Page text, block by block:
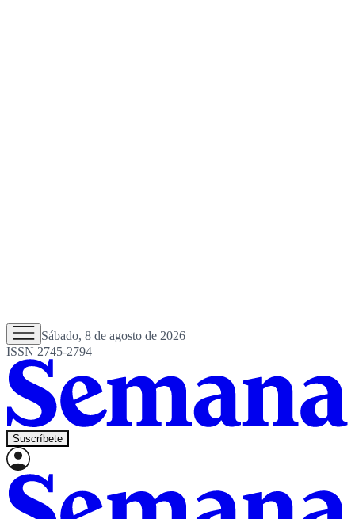
Sábado, 8 de agosto de 2026
ISSN 2745-2794
Suscríbete